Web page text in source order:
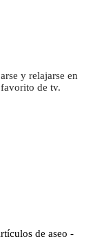
y relajarse en
de tv.
de aseo -